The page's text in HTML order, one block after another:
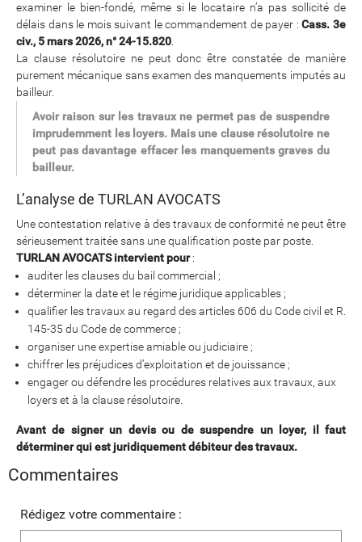
examiner le bien-fondé, même si le locataire n’a pas sollicité de
délais dans le mois suivant le commandement de payer :Cass. 3e
civ., 5 mars 2026, n° 24-15.820
La clause résolutoire ne peut donc être constatée de manière
purement mécanique sans examen des manquements imputés au
bailleur.
Avoir raison sur les travaux ne permet pas de suspendre
imprudemment les loyers. Mais une clause résolutoire ne
peut pas davantage effacer les manquements graves du
bailleur.
L’analyse de TURLAN AVOCATS
Une contestation relative à des travaux de conformité ne peut être
sérieusement traitée sans une qualification poste par poste.
TURLAN AVOCATS intervient pour:
auditer les clauses du bail commercial ;
déterminer la date et le régime juridique applicables ;
qualifier les travaux au regard des articles 606 du Code civil et R.
145-35 du Code de commerce ;
organiser une expertise amiable ou judiciaire ;
chiffrer les préjudices d’exploitation et de jouissance ;
engager ou défendre les procédures relatives aux travaux, aux
loyers et à la clause résolutoire.
Avant de signer un devis ou de suspendre un loyer, il faut
déterminer qui est juridiquement débiteur des travaux.
Commentaires
Rédigez votre commentaire :